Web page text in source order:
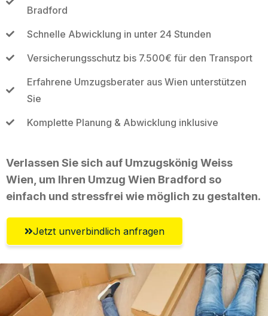
Bradford
Schnelle Abwicklung in unter 24 Stunden
Versicherungsschutz bis 7.500€ für den Transport
Erfahrene Umzugsberater aus Wien unterstützen
Sie
Komplette Planung & Abwicklung inklusive
Verlassen Sie sich auf Umzugskönig Weiss
Wien, um Ihren Umzug Wien Bradford so
einfach und stressfrei wie möglich zu gestalten.
Jetzt unverbindlich anfragen